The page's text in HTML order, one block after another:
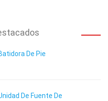
De Pie
De Fuente De